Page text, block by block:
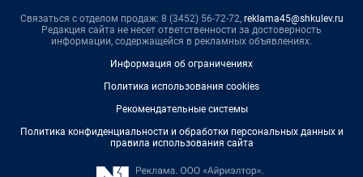
Связаться с отделом продаж: 8 (3452) 56-72-72, reklama45@shkulev.ru
Редакция сайта не несет ответственности за достоверность
информации, содержащейся в рекламных объявлениях.
Информация об ограничениях
Политика использования cookies
Рекомендательные системы
Политика конфиденциальности и обработки персональных данных и
правила использования сайта